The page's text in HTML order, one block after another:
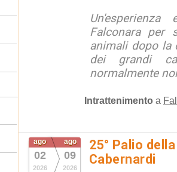
Falconara per
animali dopo la
dei grandi
normalmente
Intrattenimento a
ago
02
2026
ago
09
2026
25° Palio
Cabernardi